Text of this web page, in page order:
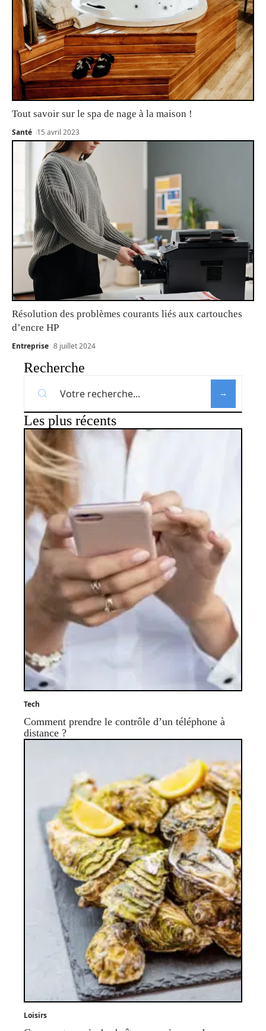
Tout savoir sur le spa de nage à la maison !
Santé 15 avril 2023
Résolution des problèmes courants liés aux cartouches
d’encre HP
Entreprise 8 juillet 2024
Recherche
Les plus récents
Tech
Comment prendre le contrôle d’un téléphone à
distance ?
Loisirs